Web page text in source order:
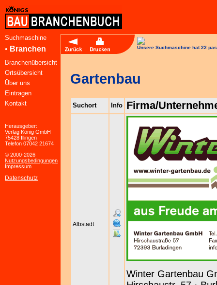
Suchmaschine
• Branchen
Branchenübersicht
Ortsübersicht
Über uns
Eintragen
Kontakt
Herausgeber:
Verlag König GmbH
75428 Illingen
Telefon 07042 21674
© 2000-2026
Nutzungsbedingungen
Impressum
Datenschutz
Unsere Suchmaschine hat 22
Gartenbau
Suchort Info Firma/
Albstadt
Winter Gartenbau